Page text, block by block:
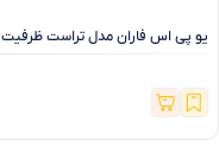
یو پی اس فاران مدل تراست ظرفیت 2 کاوا